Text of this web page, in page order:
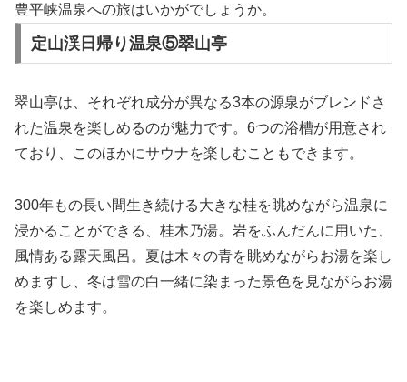
豊平峡温泉への旅はいかがでしょうか。
定山渓日帰り温泉⑤翠山亭
翠山亭は、それぞれ成分が異なる3本の源泉がブレンドさ
れた温泉を楽しめるのが魅力です。6つの浴槽が用意され
ており、このほかにサウナを楽しむこともできます。
300年もの長い間生き続ける大きな桂を眺めながら温泉に
浸かることができる、桂木乃湯。岩をふんだんに用いた、
風情ある露天風呂。夏は木々の青を眺めながらお湯を楽し
めますし、冬は雪の白一緒に染まった景色を見ながらお湯
を楽しめます。